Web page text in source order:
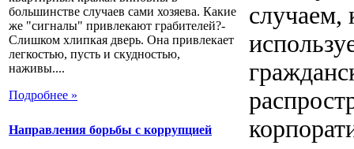
большинстве случаев сами хозяева. Какие
же "сигналы" привлекают грабителей?-
Слишком хлипкая дверь. Она привлекает
легкостью, пусть и скудностью,
наживы....
Подробнее »
Направления борьбы с коррупцией
случаем,